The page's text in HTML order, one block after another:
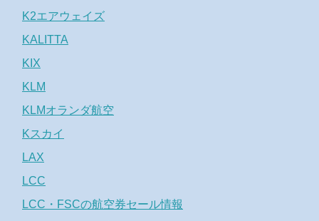
K2エアウェイズ
KALITTA
KIX
KLM
KLMオランダ航空
Kスカイ
LAX
LCC
LCC・FSCの航空券セール情報